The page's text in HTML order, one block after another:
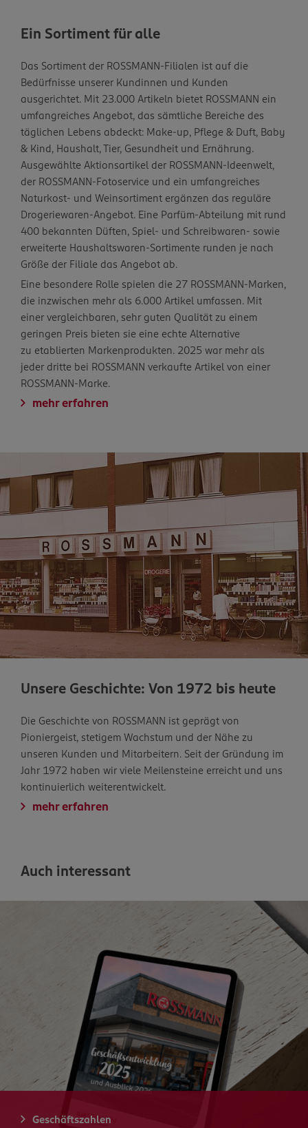
Ein Sortiment für alle
Das Sortiment der ROSSMANN-Filialen ist auf die
Bedürfnisse unserer Kundinnen und Kunden
ausgerichtet. Mit 23.000 Artikeln bietet ROSSMANN ein
umfangreiches Angebot, das sämtliche Bereiche des
täglichen Lebens abdeckt: Make-up, Pflege & Duft, Baby
& Kind, Haushalt, Tier, Gesundheit und Ernährung.
Ausgewählte Aktionsartikel der ROSSMANN-Ideenwelt,
der ROSSMANN-Fotoservice und ein umfangreiches
Naturkost- und Weinsortiment ergänzen das reguläre
Drogeriewaren-Angebot. Eine Parfüm-Abteilung mit rund
400 bekannten Düften, Spiel- und Schreibwaren- sowie
erweiterte Haushaltswaren-Sortimente runden je nach
Größe der Filiale das Angebot ab.
Eine besondere Rolle spielen die 27 ROSSMANN-Marken,
die inzwischen mehr als 6.000 Artikel umfassen. Mit
einer vergleichbaren, sehr guten Qualität zu einem
geringen Preis bieten sie eine echte Alternative
zu etablierten Markenprodukten. 2025 war mehr als
jeder dritte bei ROSSMANN verkaufte Artikel von einer
ROSSMANN-Marke.
mehr erfahren
Unsere Geschichte: Von 1972 bis heute
Die Geschichte von ROSSMANN ist geprägt von
Pioniergeist, stetigem Wachstum und der Nähe zu
unseren Kunden und Mitarbeitern. Seit der Gründung im
Jahr 1972 haben wir viele Meilensteine erreicht und uns
kontinuierlich weiterentwickelt.
mehr erfahren
Auch interessant
Geschäftszahlen